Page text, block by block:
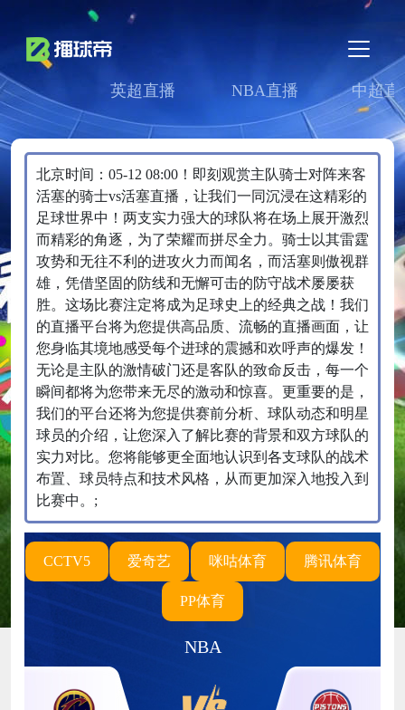
英超直播 NBA直播 中超直
北京时间：05-12 08:00！即刻观赏主队骑士对阵来客
活塞的骑士vs活塞直播，让我们一同沉浸在这精彩的
足球世界中！两支实力强大的球队将在场上展开激烈
而精彩的角逐，为了荣耀而拼尽全力。骑士以其雷霆
攻势和无往不利的进攻火力而闻名，而活塞则傲视群
雄，凭借坚固的防线和无懈可击的防守战术屡屡获
胜。这场比赛注定将成为足球史上的经典之战！我们
的直播平台将为您提供高品质、流畅的直播画面，让
您身临其境地感受每个进球的震撼和欢呼声的爆发！
无论是主队的激情破门还是客队的致命反击，每一个
瞬间都将为您带来无尽的激动和惊喜。更重要的是，
我们的平台还将为您提供赛前分析、球队动态和明星
球员的介绍，让您深入了解比赛的背景和双方球队的
实力对比。您将能够更全面地认识到各支球队的战术
布置、球员特点和技术风格，从而更加深入地投入到
比赛中。;
CCTV5 爱奇艺 咪咕体育 腾讯体育
PP体育
NBA